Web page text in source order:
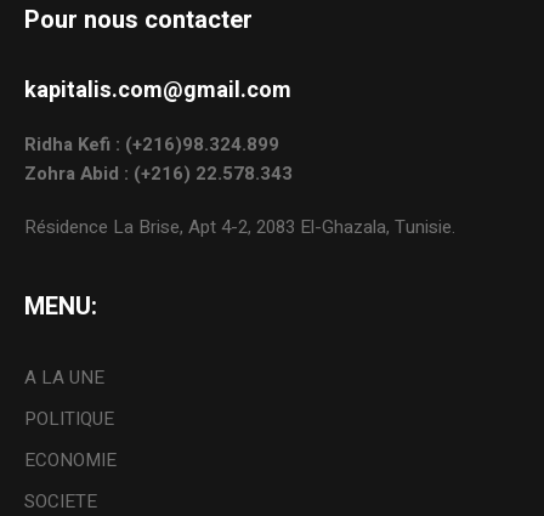
Pour nous contacter
kapitalis.com@gmail.com
Ridha Kefi : (+216)98.324.899
Zohra Abid : (+216) 22.578.343
Résidence La Brise, Apt 4-2, 2083 El-Ghazala, Tunisie.
MENU:
A LA UNE
POLITIQUE
ECONOMIE
SOCIETE